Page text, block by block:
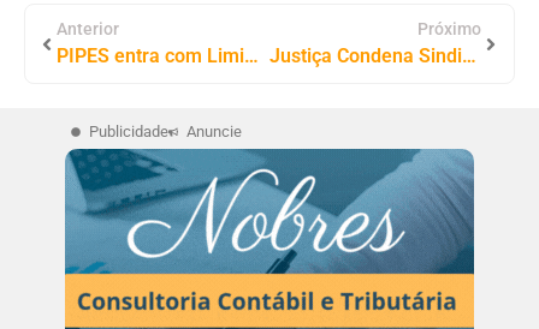
Anterior
PIPES entra com Liminar para Suspender Decreto que Limita o Uso de um dos Portos da Balsa em Tocantinópolis
Próximo
Justiça Condena Sindicato por Cobrança Indevida após Ação da Defensoria Pública no Tocantins
Publicidade Anuncie